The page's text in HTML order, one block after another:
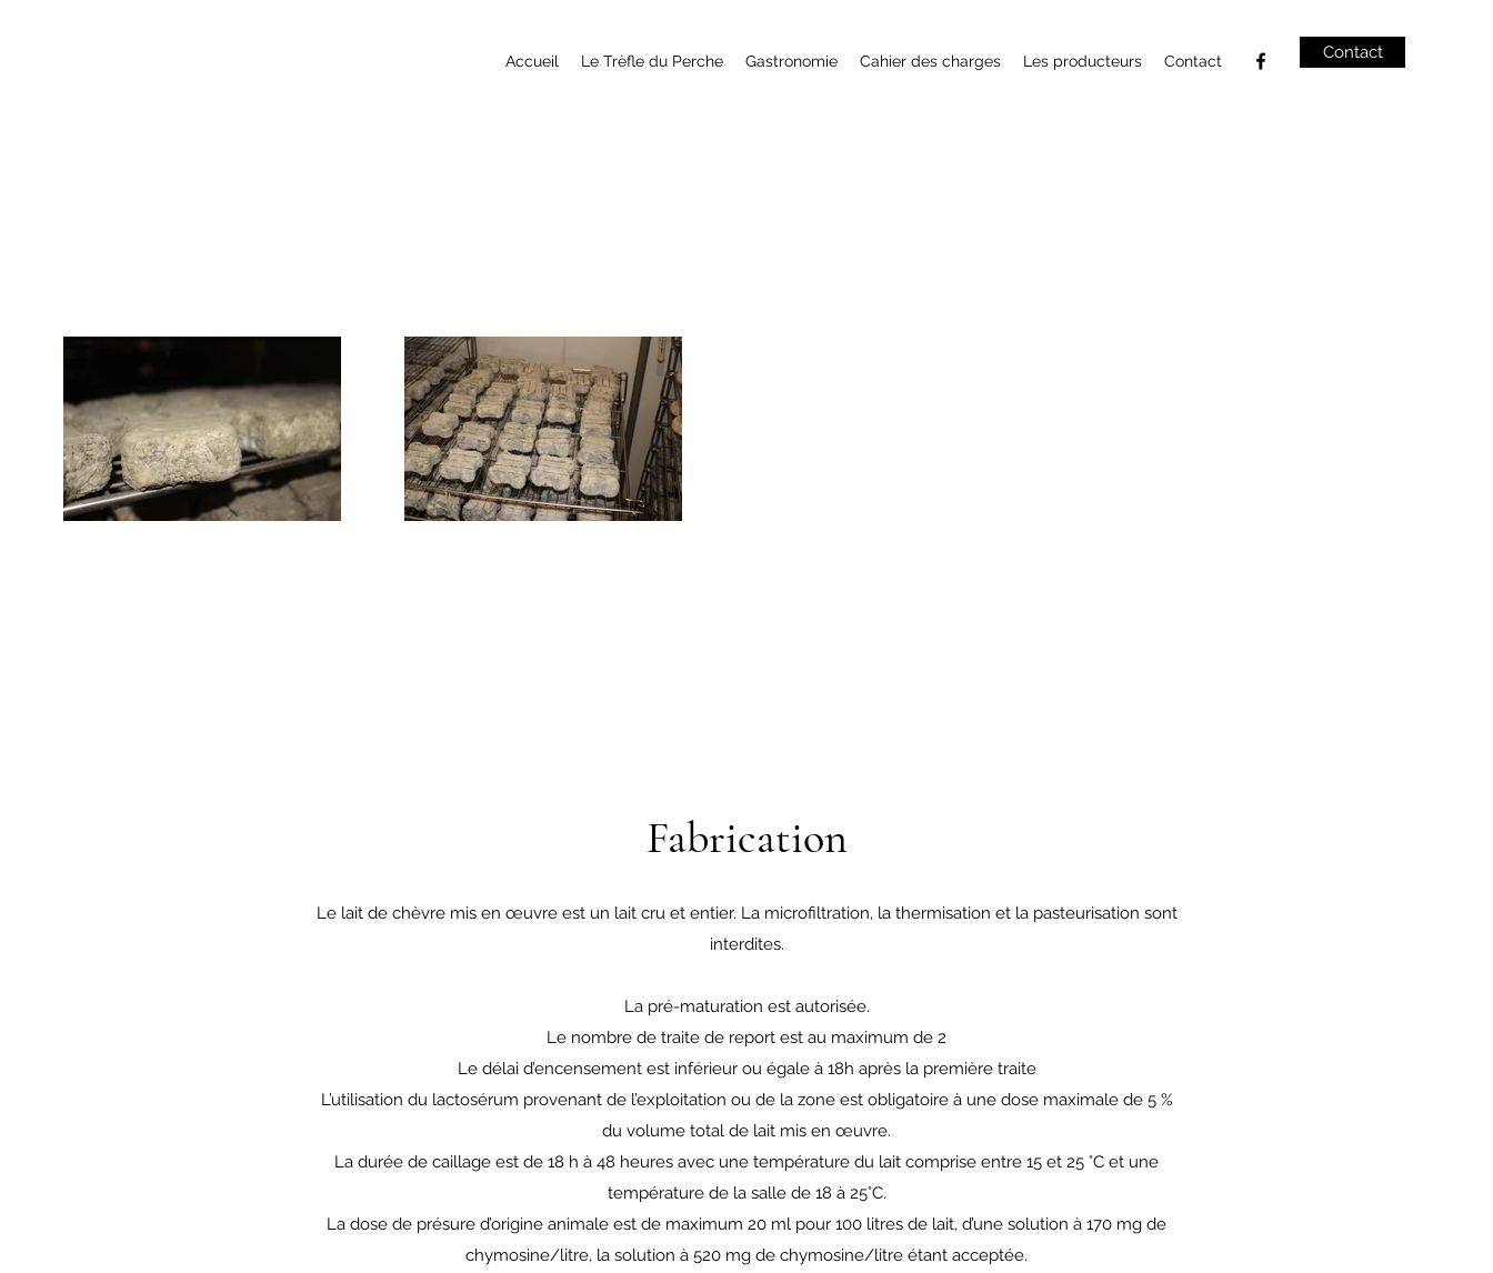
Accueil Le Trèfle du Perche Gastronomie Cahier des charges Les producteurs Contact Contact
Fabrication
Le lait de chèvre mis en œuvre est un lait cru et entier. La microfiltration, la thermisation et la pasteurisation sont
interdites.
La pré-maturation est autorisée.
Le nombre de traite de report est au maximum de 2
Le délai d’encensement est inférieur ou égale à 18h après la première traite
L’utilisation du lactosérum provenant de l’exploitation ou de la zone est obligatoire à une dose maximale de 5 %
du volume total de lait mis en œuvre.
La durée de caillage est de 18 h à 48 heures avec une température du lait comprise entre 15 et 25 °C et une
température de la salle de 18 à 25°C.
La dose de présure d’origine animale est de maximum 20 ml pour 100 litres de lait, d’une solution à 170 mg de
chymosine/litre, la solution à 520 mg de chymosine/litre étant acceptée.